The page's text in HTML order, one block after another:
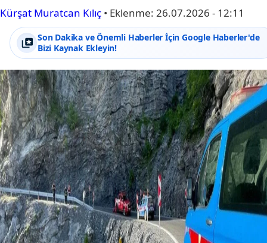
Kürşat Muratcan Kılıç • Eklenme: 26.07.2026 - 12:11
Son Dakika ve Önemli Haberler İçin Google Haberler'de
Bizi Kaynak Ekleyin!